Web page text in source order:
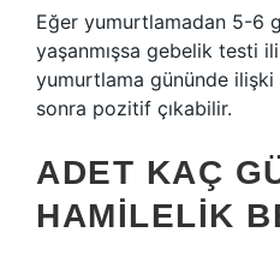
Eğer yumurtlamadan 5-6
yaşanmışsa gebelik testi
yumurtlama gününde ilişki
sonra pozitif çıkabilir.
ADET KAÇ
HAMILELIK